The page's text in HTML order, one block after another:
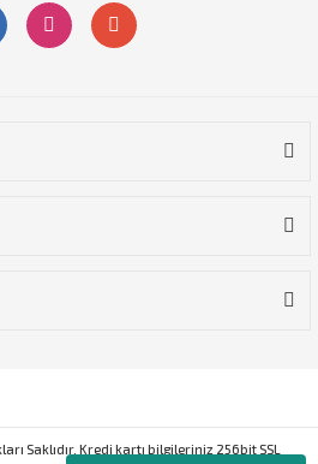
Saklıdır. Kredi kartı bilgileriniz 256bit SSL